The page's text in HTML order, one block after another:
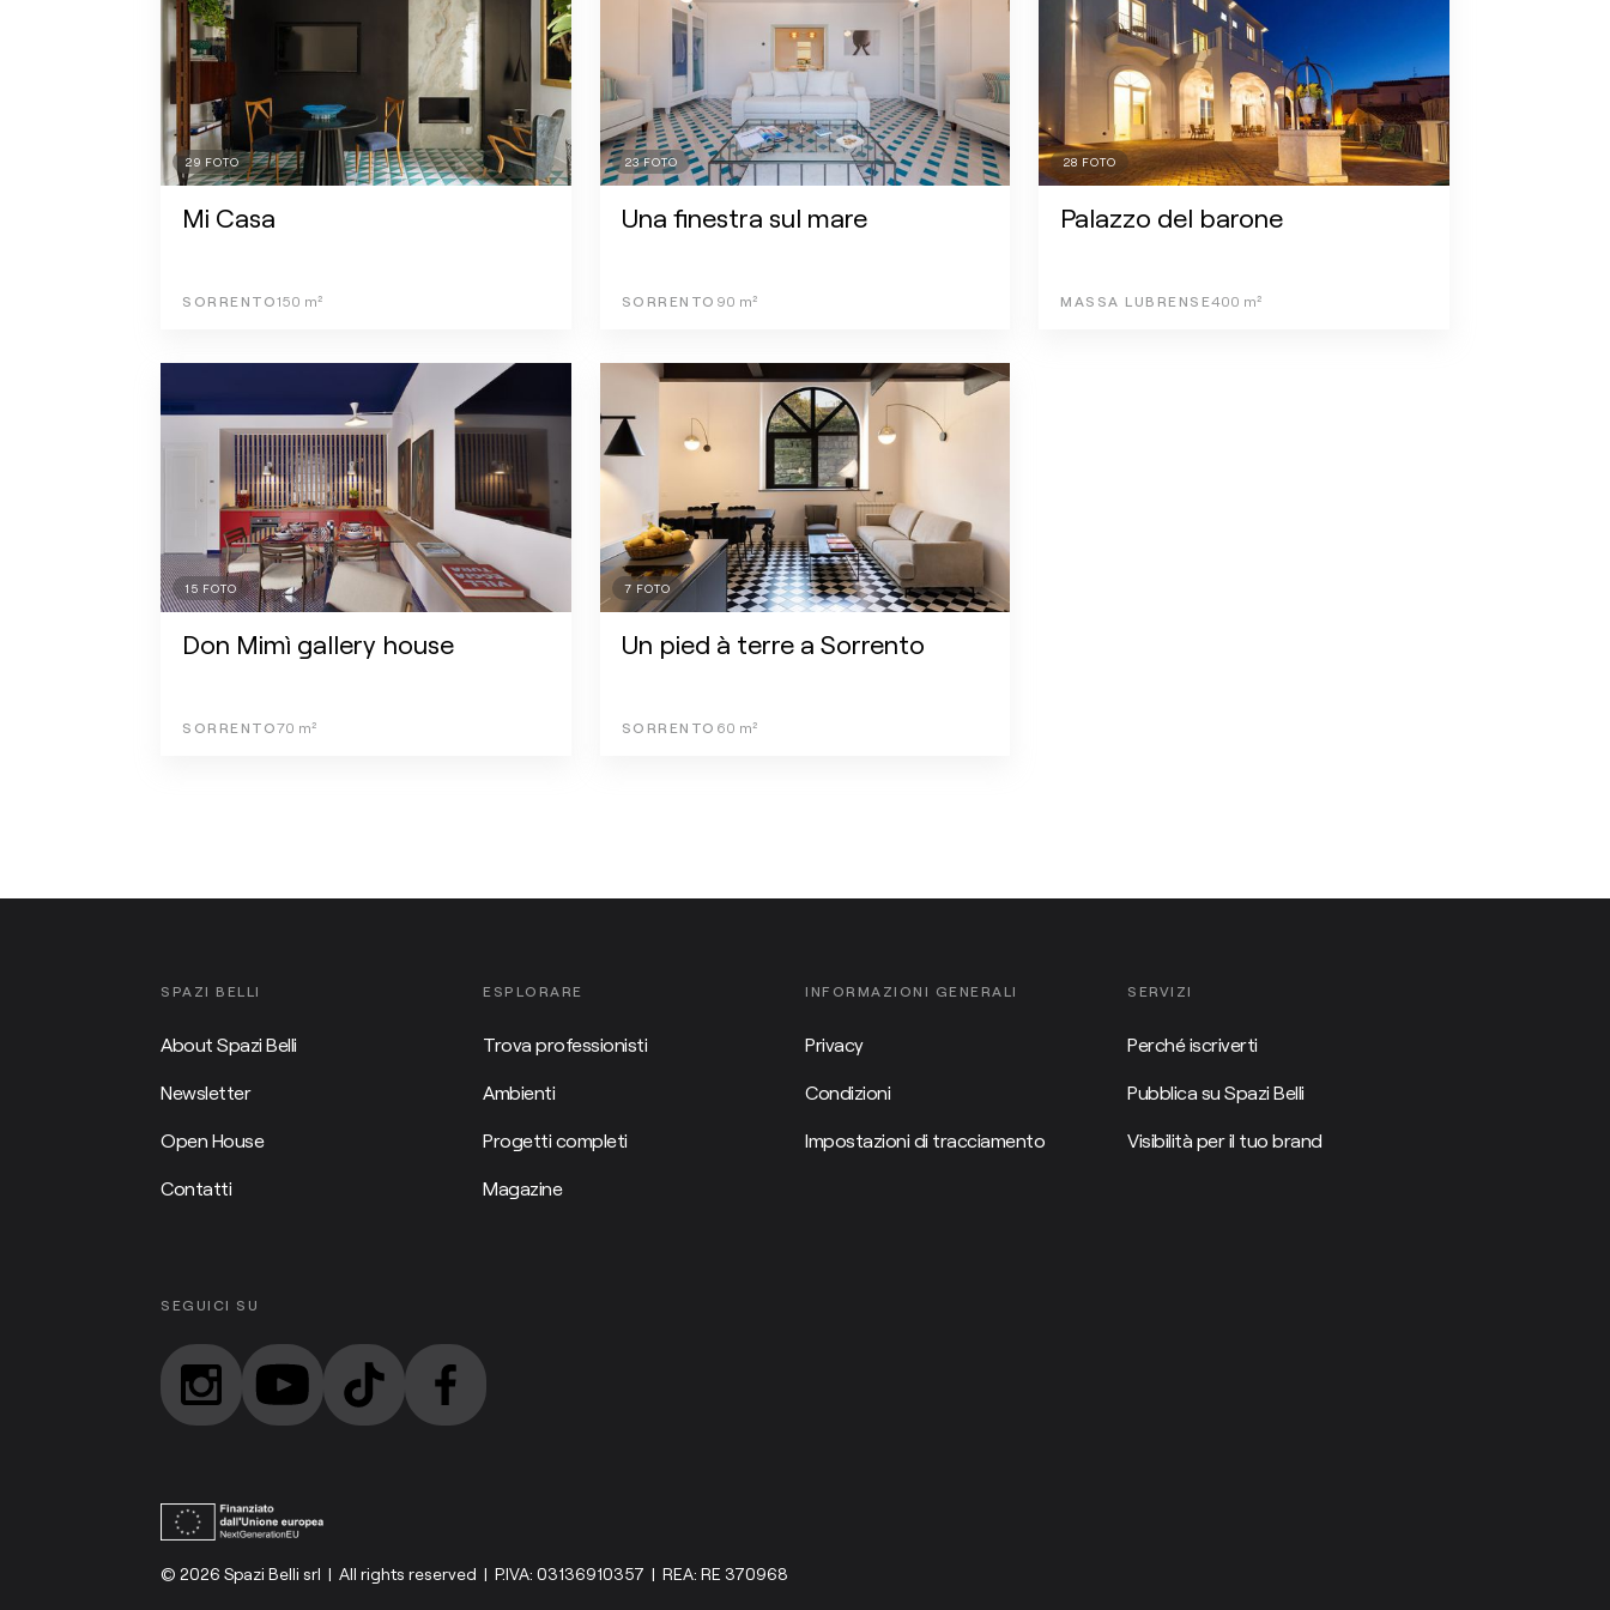
29 FOTO
Mi Casa
SORRENTO150 m²
23FOTO
Una finestra sul mare
SORRENTO 90 m²
28 FOTO
Palazzo del barone
MASSA LUBRENSE400 m²
15 FOTO
Don Mimì gallery house
SORRENTO70 m²
7 FOTO
Un pied à terre a Sorrento
SORRENTO 60 m²
SPAZI BELLI
About Spazi Belli
Newsletter
Open House
Contatti
ESPLORARE
Trova professionisti
Ambienti
Progetti completi
Magazine
INFORMAZIONI GENERALI
Privacy
Condizioni
Impostazioni di tracciamento
SERVIZI
Perché iscriverti
Pubblica su Spazi Belli
Visibilità per il tuo brand
SEGUICI SU
© 2026 Spazi Belli srl | All rights reserved | P.IVA: 03136910357 | REA: RE 370968